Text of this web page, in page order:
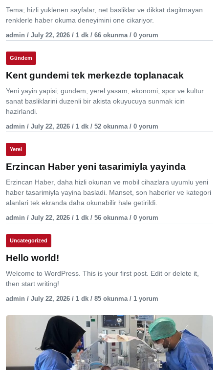
Tema; hizli yuklenen sayfalar, net basliklar ve dikkat dagitmayan
renklerle haber okuma deneyimini one cikariyor.
admin / July 22, 2026 / 1 dk / 66 okunma / 0 yorum
Gündem
Kent gundemi tek merkezde toplanacak
Yeni yayin yapisi; gundem, yerel yasam, ekonomi, spor ve kultur
sanat basliklarini duzenli bir akista okuyucuya sunmak icin
hazirlandi.
admin / July 22, 2026 / 1 dk / 52 okunma / 0 yorum
Yerel
Erzincan Haber yeni tasarimiyla yayinda
Erzincan Haber, daha hizli okunan ve mobil cihazlara uyumlu yeni
haber tasarimiyla yayina basladi. Manset, son haberler ve kategori
alanlari tek ekranda daha okunabilir hale getirildi.
admin / July 22, 2026 / 1 dk / 56 okunma / 0 yorum
Uncategorized
Hello world!
Welcome to WordPress. This is your first post. Edit or delete it,
then start writing!
admin / July 22, 2026 / 1 dk / 85 okunma / 1 yorum